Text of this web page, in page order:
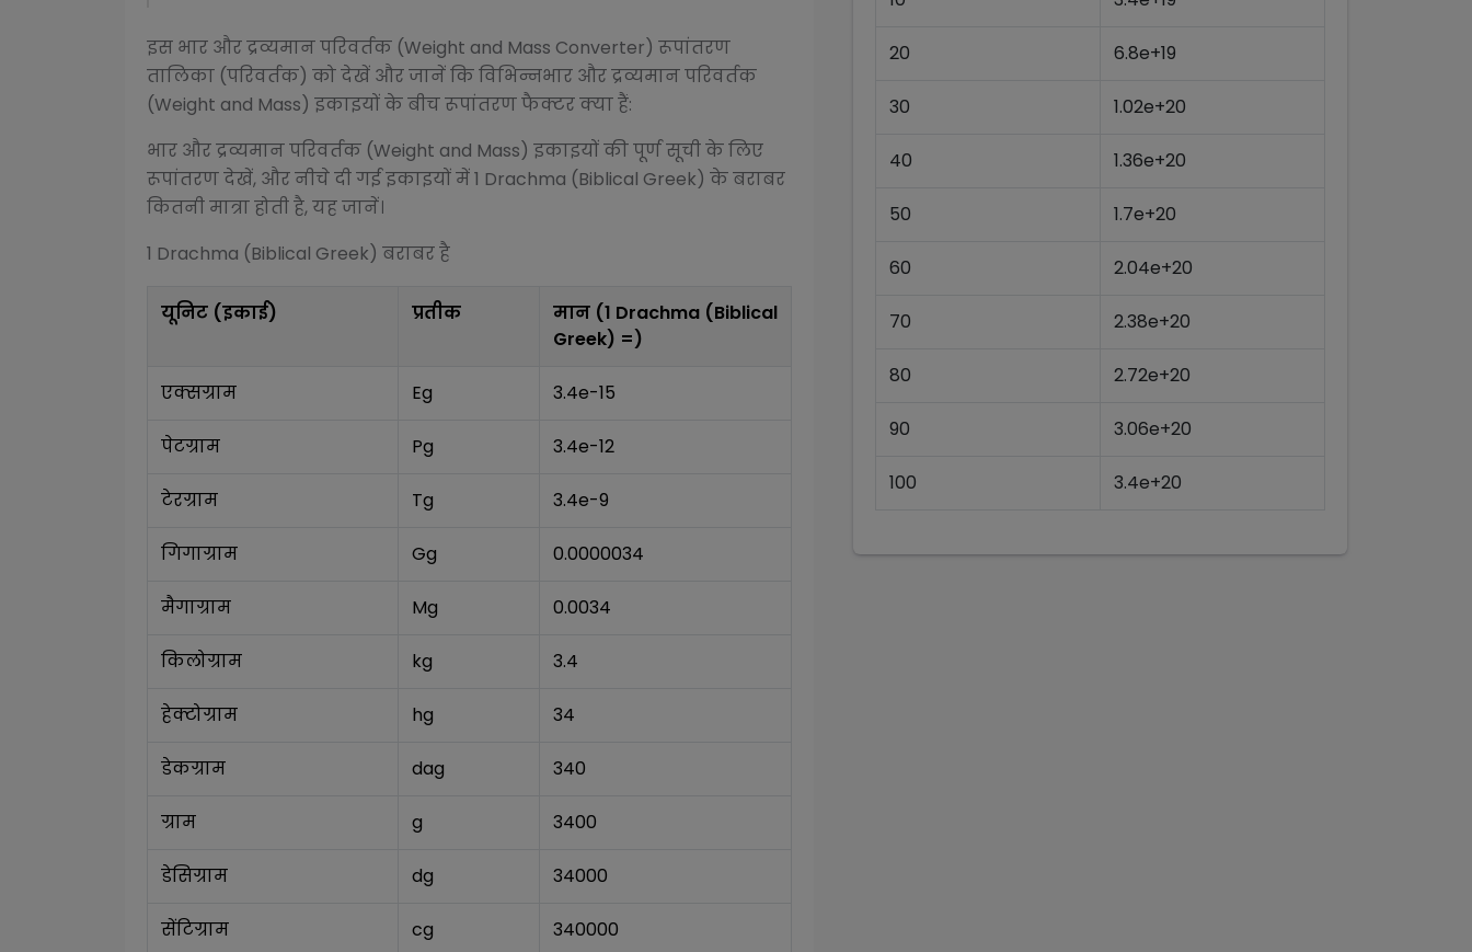
इस भार और द्रव्यमान परिवर्तक (Weight and Mass Converter) रूपांतरण
तालिका (परिवर्तक) को देखें और जानें कि विभिन्नभार और द्रव्यमान परिवर्तक
(Weight and Mass) इकाइयों के बीच रूपांतरण फैक्टर क्या हैं:
भार और द्रव्यमान परिवर्तक (Weight and Mass) इकाइयों की पूर्ण सूची के लिए
रूपांतरण देखें, और नीचे दी गई इकाइयों में 1 Drachma (Biblical Greek) के बराबर
कितनी मात्रा होती है, यह जानें।
1 Drachma (Biblical Greek) बराबर है
यूनिट (इकाई) प्रतीक मान (1 Drachma (Biblical
Greek) =)
एक्सग्राम Eg 3.4e-15
पेटग्राम Pg 3.4e-12
टेरग्राम Tg 3.4e-9
गिगाग्राम Gg 0.0000034
मैगाग्राम Mg 0.0034
किलोग्राम kg 3.4
हेक्टोग्राम hg 34
डेकग्राम dag 340
ग्राम g 3400
डेसिग्राम dg 34000
सेंटिग्राम cg 340000
20 6.8e+19
30 1.02e+20
40 1.36e+20
50 1.7e+20
60 2.04e+20
70 2.38e+20
80 2.72e+20
90 3.06e+20
100 3.4e+20